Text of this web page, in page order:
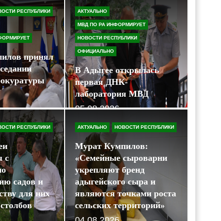
ускорились темпы
объектов
РЕСПУБЛИКИ
принял
АКТУАЛЬНО
МВД ПО РА ИНФОРМИРУЕТ
НОВОСТИ РЕСПУБЛИКИ
ОФИЦИАЛЬНО
В Адыгее открылась
первая ДНК-
лаборатория МВД
05.08.2026
РЕСПУБЛИКИ
с
садов и
для них
АКТУАЛЬНО НОВОСТИ РЕСПУБЛИКИ
Мурат Кумпилов:
«Семейные сыроварни
укрепляют бренд
адыгейского сыра и
являются точками роста
сельских территорий»